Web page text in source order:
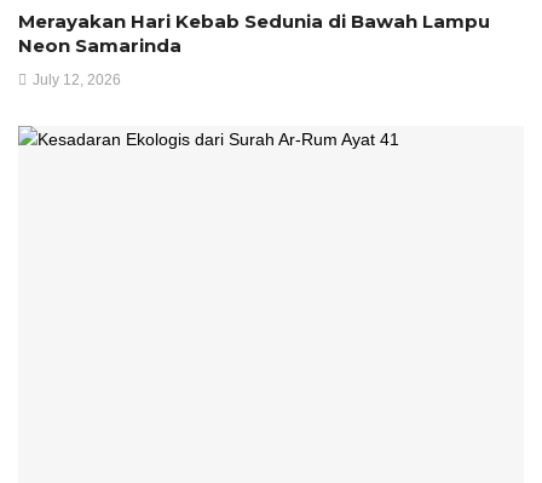
Merayakan Hari Kebab Sedunia di Bawah Lampu
Neon Samarinda
July 12, 2026